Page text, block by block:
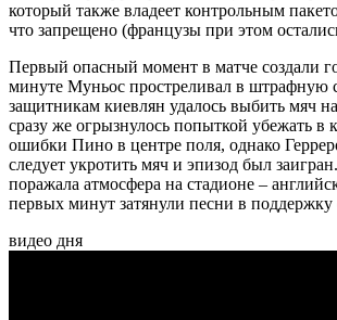
который также владеет контрольным
что запрещено (французы при этом
Первый опасный момент в матче создали
минуте Муньос простреливал в штрафную
защитникам киевлян удалось выбить мяч
сразу же огрызнулось попыткой убежать в
ошибки Пино в центре поля, однако
следует укротить мяч и эпизод был
поражала атмосфера на стадионе –
первых минут затянули песни в
видео дня